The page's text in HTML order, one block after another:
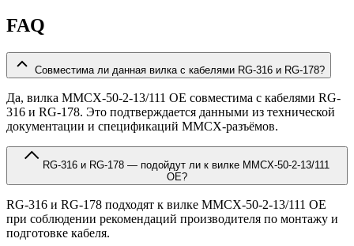
FAQ
Совместима ли данная вилка с кабелями RG-316 и RG-178?
Да, вилка MMCX-50-2-13/111 OE совместима с кабелями RG-
316 и RG-178. Это подтверждается данными из технической
документации и спецификаций MMCX-разъёмов.
OE?
RG-316 и RG-178 подходят к вилке MMCX-50-2-13/111 OE
при соблюдении рекомендаций производителя по монтажу и
подготовке кабеля.